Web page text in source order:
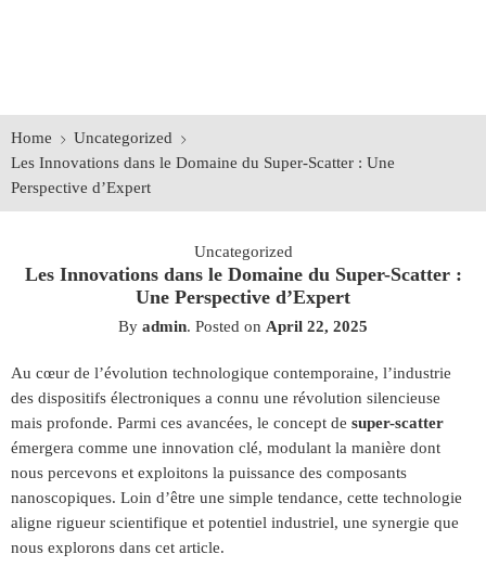
Home
Uncategorized
Les Innovations dans le Domaine du Super-Scatter : Une
Perspective d’Expert
Uncategorized
Les Innovations dans le Domaine du Super-Scatter :
Une Perspective d’Expert
By admin. Posted on April 22, 2025
Au cœur de l’évolution technologique contemporaine, l’industrie
des dispositifs électroniques a connu une révolution silencieuse
mais profonde. Parmi ces avancées, le concept de super-scatter
émergera comme une innovation clé, modulant la manière dont
nous percevons et exploitons la puissance des composants
nanoscopiques. Loin d’être une simple tendance, cette technologie
aligne rigueur scientifique et potentiel industriel, une synergie que
nous explorons dans cet article.